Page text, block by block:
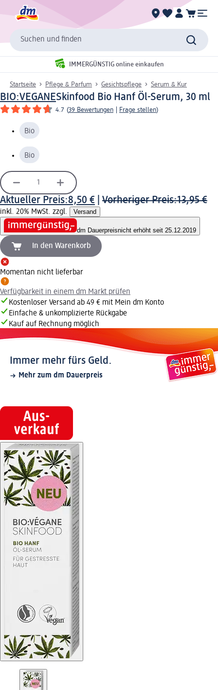
Suchen und finden
IMMERGÜNSTIG online einkaufen
Startseite Pflege & Parfum Gesichtspflege Serum & Kur
BIO:VEGANESkinfood Bio Hanf Öl-Serum, 30 ml
4.7 (39 Bewertungen Frage stellen)
Bio
Bio
Aktueller Preis:8,50 € Vorheriger Preis:13,95 €
inkl. 20% MwSt. zzgl. Versand
dm Dauerpreisnicht erhöht seit 25.12.2019
In den Warenkorb
Momentan nicht lieferbar
Verfügbarkeit in einem dm Markt prüfen
Kostenloser Versand ab 49 € mit Mein dm Konto
Einfache & unkomplizierte Rückgabe
Kauf auf Rechnung möglich
Immer mehr fürs Geld.
Mehr zum dm Dauerpreis